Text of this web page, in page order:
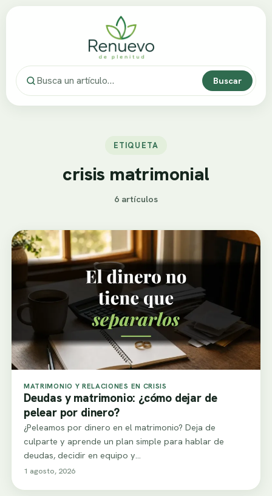
Buscar
ETIQUETA
crisis matrimonial
6 artículos
MATRIMONIO Y RELACIONES EN CRISIS
Deudas y matrimonio: ¿cómo dejar de
pelear por dinero?
¿Peleamos por dinero en el matrimonio? Deja de
culparte y aprende un plan simple para hablar de
deudas, decidir en equipo y…
1 agosto, 2026